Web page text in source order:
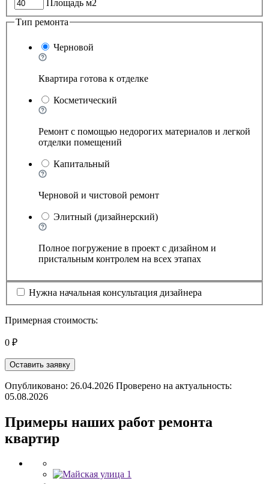
Площадь м2
Тип ремонта
Черновой
Квартира готова к отделке
Косметический
Ремонт с помощью недорогих материалов и легкой
отделки помещений
Капитальный
Черновой и чистовой ремонт
Элитный (дизайнерский)
Полное погружение в проект с дизайном и
пристальным контролем на всех этапах
Нужна начальная консультация дизайнера
Примерная стоимость:
0 ₽
Оставить заявку
Опубликовано: 26.04.2026 Проверено на актуальность:
05.08.2026
Примеры наших работ ремонта
квартир